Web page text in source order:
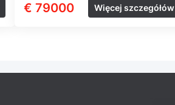
€ 79000 Więcej szczegółów